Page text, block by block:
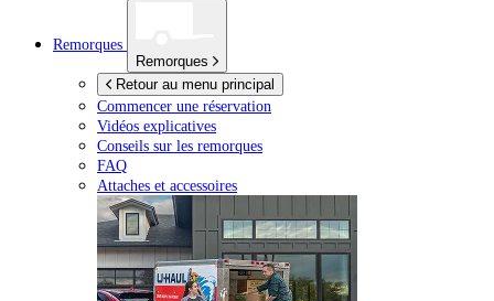
Remorques
Remorques
Retour au menu principal
Commencer une réservation
Vidéos explicatives
Conseils sur les remorques
FAQ
Attaches et accessoires